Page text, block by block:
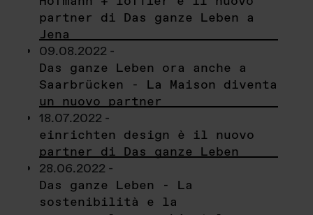
partner di Das ganze Leben a
Jena
09.08.2022 -
Das ganze Leben ora anche a
Saarbrücken - La Maison diventa
un nuovo partner
18.07.2022 -
einrichten design è il nuovo
partner di Das ganze Leben
28.06.2022 -
Das ganze Leben - La
sostenibilità e la